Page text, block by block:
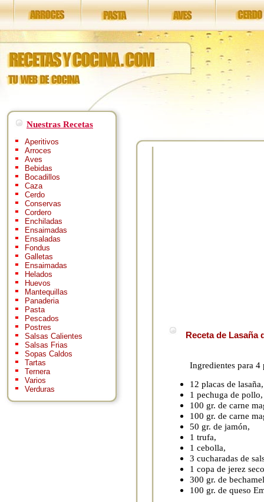
Nuestras Recetas
Aperitivos
Arroces
Aves
Bebidas
Bocadillos
Caza
Cerdo
Conservas
Cordero
Enchiladas
Ensaimadas
Ensaladas
Fondus
Galletas
Ensaimadas
Helados
Huevos
Mantequillas
Panaderia
Pasta
Pescados
Postres
Salsas Calientes
Salsas Frias
Sopas Caldos
Tartas
Ternera
Varios
Verduras
Receta de Lasaña
Ingredientes para 4
12 placas de lasaña,
1 pechuga de pollo,
100 gr. de carne
100 gr. de carne
50 gr. de jamón,
1 trufa,
1 cebolla,
3 cucharadas de
1 copa de jerez
300 gr. de
100 gr. de queso